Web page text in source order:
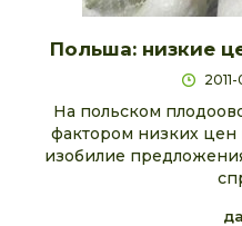
Польша: низкие
На польском
фактором низких цен
изобилие